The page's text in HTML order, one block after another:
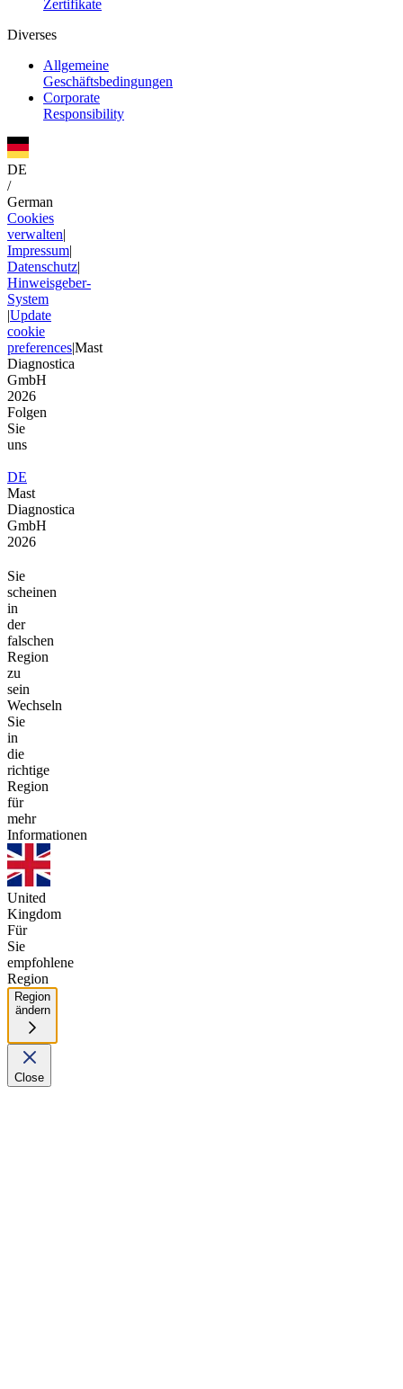
Zertifikate
Diverses
Allgemeine
Geschäftsbedingungen
Corporate
Responsibility
DE
/
German
Cookies
verwalten|
Impressum|
Datenschutz|
Hinweisgeber-
System
|Update
cookie
preferences|Mast
Diagnostica
GmbH
2026
Folgen
Sie
uns
DE
Mast
Diagnostica
GmbH
2026
Sie
scheinen
in
der
falschen
Region
zu
sein
Wechseln
Sie
in
die
richtige
Region
für
mehr
Informationen
United
Kingdom
Für
Sie
empfohlene
Region
Region
ändern
Close